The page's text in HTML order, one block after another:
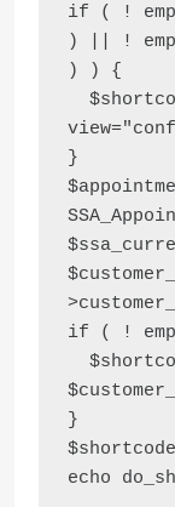
if ( !
) || !
) ) {
}
if ( !
}